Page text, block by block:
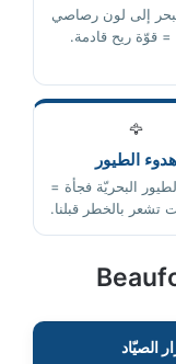
إلى لون رصاصي
= قوّة ريح قادمة.
🦅
هدوء الطيور
البحريّة فجأة =
تشعر بالخطر قبلنا.
الصيّاد